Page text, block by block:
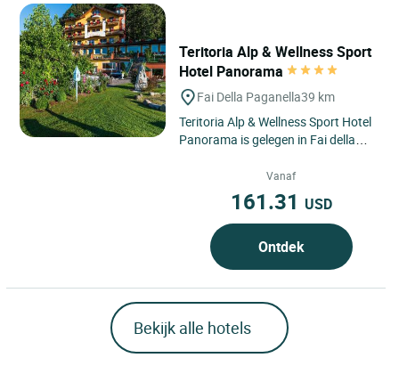
Teritoria Alp & Wellness Sport
Hotel Panorama
Fai Della Paganella39 km
Teritoria Alp & Wellness Sport Hotel
Panorama is gelegen in Fai della
Vanaf
161.31 USD
Ontdek
Bekijk alle hotels